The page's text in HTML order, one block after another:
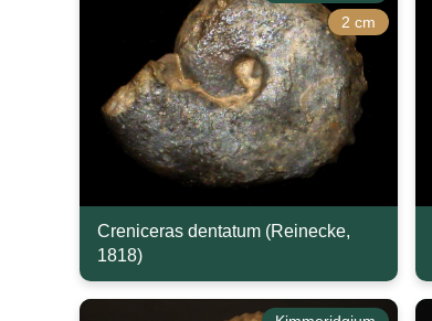
2 cm
Creniceras dentatum (Reinecke,
1818)